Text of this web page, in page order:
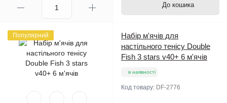
До кошика
Популярний
Набір м'ячів для
настільного тенісу Double
Fish 3 stars v40+ 6 м'ячів
в наявності
Код товару: DF-2776